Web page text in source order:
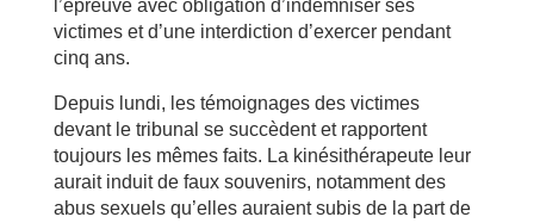
l’épreuve avec obligation d’indemniser ses
victimes et d’une interdiction d’exercer pendant
cinq ans.
Depuis lundi, les témoignages des victimes
devant le tribunal se succèdent et rapportent
toujours les mêmes faits. La kinésithérapeute leur
aurait induit de faux souvenirs, notamment des
abus sexuels qu’elles auraient subis de la part de